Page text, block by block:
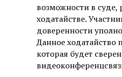
возможности в
ходатайстве.
доверенности
Данное ходатайство
которая будет